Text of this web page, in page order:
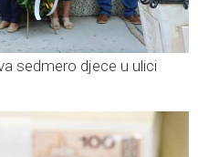
sedmero djece u ulici